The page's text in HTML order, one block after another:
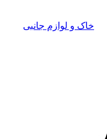
خاک و لوازم جانبی